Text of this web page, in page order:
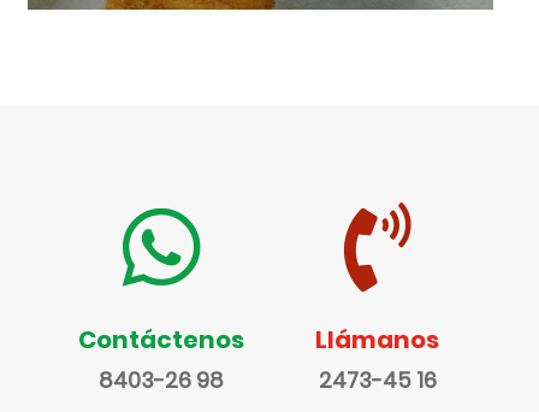

Contáctenos
8403-26 98

Llámanos
2473-45 16